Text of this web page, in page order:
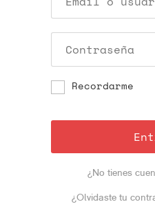
Recordarme
¿No tienes
¿Olvidaste tu